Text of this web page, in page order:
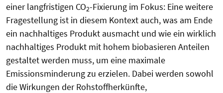
einer langfristigen CO2-Fixierung im Fokus: Eine weitere
Fragestellung ist in diesem Kontext auch, was am Ende
ein nachhaltiges Produkt ausmacht und wie ein wirklich
nachhaltiges Produkt mit hohem biobasieren Anteilen
gestaltet werden muss, um eine maximale
Emissionsminderung zu erzielen. Dabei werden sowohl
die Wirkungen der Rohstoffherkünfte,